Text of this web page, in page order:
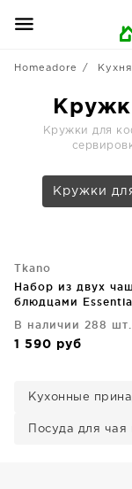
Homeadore Кухня
Кружки для
Кружки
Tkano
Набор из двух
блюдцами
В наличии 288 шт.
1 590 руб
Кухонные
Посуда для